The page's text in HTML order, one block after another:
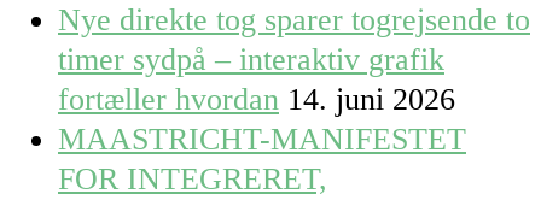
Nye direkte tog sparer togrejsende to
timer sydpå – interaktiv grafik
fortæller hvordan 14. juni 2026
MAASTRICHT-MANIFESTET
FOR INTEGRERET,